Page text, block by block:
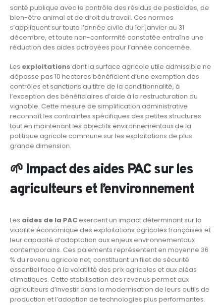
santé publique avec le contrôle des résidus de pesticides, de
bien-être animal et de droit du travail. Ces normes
s’appliquent sur toute l’année civile du 1er janvier au 31
décembre, et toute non-conformité constatée entraîne une
réduction des aides octroyées pour l’année concernée.
Les exploitations dont la surface agricole utile admissible ne
dépasse pas 10 hectares bénéficient d’une exemption des
contrôles et sanctions au titre de la conditionnalité, à
l’exception des bénéficiaires d’aide à la restructuration du
vignoble. Cette mesure de simplification administrative
reconnaît les contraintes spécifiques des petites structures
tout en maintenant les objectifs environnementaux de la
politique agricole commune sur les exploitations de plus
grande dimension.
🌱 Impact des aides PAC sur les
agriculteurs et l’environnement
Les aides de la PAC exercent un impact déterminant sur la
viabilité économique des exploitations agricoles françaises et
leur capacité d’adaptation aux enjeux environnementaux
contemporains. Ces paiements représentent en moyenne 36
% du revenu agricole net, constituant un filet de sécurité
essentiel face à la volatilité des prix agricoles et aux aléas
climatiques. Cette stabilisation des revenus permet aux
agriculteurs d’investir dans la modernisation de leurs outils de
production et l’adoption de technologies plus performantes.